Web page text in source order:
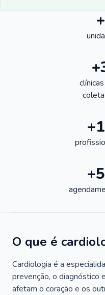
O que é
Cardiologia é a
prevenção, o diagnóstico
afetam o coração e os